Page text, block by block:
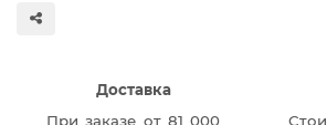
Доставка
При заказе от 81 000